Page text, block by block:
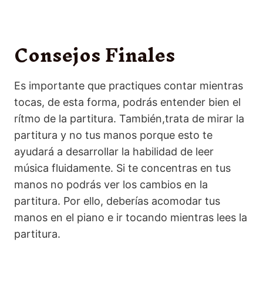
Consejos Finales
Es importante que practiques contar mientras
tocas, de esta forma, podrás entender bien el
rítmo de la partitura. También,trata de mirar la
partitura y no tus manos porque esto te
ayudará a desarrollar la habilidad de leer
música fluidamente. Si te concentras en tus
manos no podrás ver los cambios en la
partitura. Por ello, deberías acomodar tus
manos en el piano e ir tocando mientras lees la
partitura.